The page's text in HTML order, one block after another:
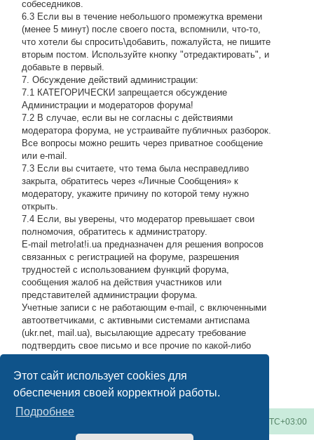
Этот сайт использует cookies для
обеспечения своей корректной работы.
Подробнее
собеседников.
6.3 Если вы в течение небольшого промежутка времени
(менее 5 минут) после своего поста, вспомнили, что-то,
что хотели бы спросить\добавить, пожалуйста, не пишите
вторым постом. Используйте кнопку "отредактировать", и
добавьте в первый.
7. Обсуждение действий администрации:
7.1 КАТЕГОРИЧЕСКИ запрещается обсуждение
Администрации и модераторов форума!
7.2 В случае, если вы не согласны с действиями
модератора форума, не устраивайте публичных разборок.
Все вопросы можно решить через приватное сообщение
или e-mail.
7.3 Если вы считаете, что тема была несправедливо
закрыта, обратитесь через «Личные Сообщения» к
модератору, укажите причину по которой тему нужно
открыть.
7.4 Если, вы уверены, что модератор превышает свои
полномочия, обратитесь к администратору.
E-mail metro!at!i.ua предназначен для решения вопросов
связанных с регистрацией на форуме, разрешения
трудностей с использованием функций форума,
сообщения жалоб на действия участников или
представителей администрации форума.
Учетные записи с не работающим e-mail, с включенными
автоответчиками, с активными системами антиспама
(ukr.net, mail.ua), высылающие адресату требование
подтвердить свое письмо и все прочие по какой-либо
высылающие мусор на адрес администрации, будут
блокироваться по усмотрению администратора.
UTC+03:00